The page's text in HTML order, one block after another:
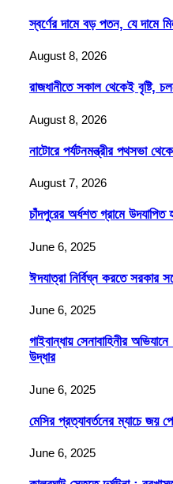
স্বর্ণের দামে বড় পতন, যে দামে
August 8, 2026
রাজধানীতে সকাল থেকেই বৃষ্টি,
August 8, 2026
নাটোরে পর্যটনমন্ত্রীর পথসভা
August 7, 2026
চাঁদপুরের অর্ধশত গ্রামে
June 6, 2025
ঈদযাত্রা নির্বিঘ্ন করতে সরকার
June 6, 2025
গাইবান্ধায় সেনাবাহিনীর
উদ্ধার
June 6, 2025
মেসির প্রত্যাবর্তনের ম্যাচে জয়
June 6, 2025